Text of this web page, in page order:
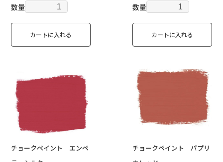
数量
カートに入れる
数量
カートに入れる
チョークペイント エンペ
チョークペイント パプリ